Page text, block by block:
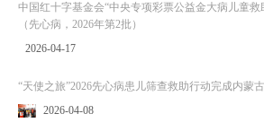
中国红十字基金会“中央专项彩票公益金大病儿童救
（先心病，2026年第2批）
2026-04-17
“天使之旅”2026先心病患儿筛查救助行动完成内蒙
2026-04-08